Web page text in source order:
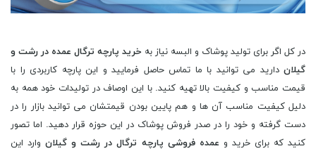
در کل اگر برای تولید پوشاک و البسه نیاز به خرید پارچه ترگال عمده در رشت و
گیلاندارید می توانید با ما تماس حاصل فرمایید و این پارچه کاربردی را با
قیمت مناسب و کیفیت بالا تهیه کنید. با این اوصاف در تولیدات خود همه به
دلیل کیفیت مناسب آن ها و هم پایین بودن قیمتشان می توانید بازار را در
دست گرفته و خود را در صدر فروش پوشاک در این حوزه قرار دهید. اما تصور
کنید که برای خرید و عمده فروشی پارچه ترگال در رشت و گیلان وارد این